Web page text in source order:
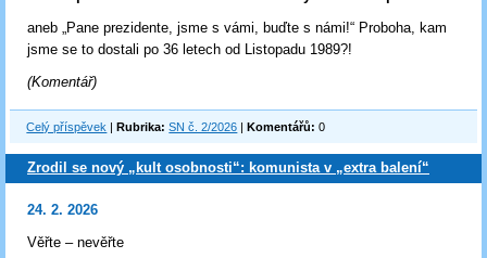
aneb „Pane prezidente, jsme s vámi, buďte s námi!“ Proboha, kam
jsme se to dostali po 36 letech od Listopadu 1989?!
(Komentář)
Celý příspěvek |Rubrika: SN č. 2/2026 |Komentářů: 0
Zrodil se nový „kult osobnosti“: komunista v „extra balení“
24. 2. 2026
Věřte – nevěřte